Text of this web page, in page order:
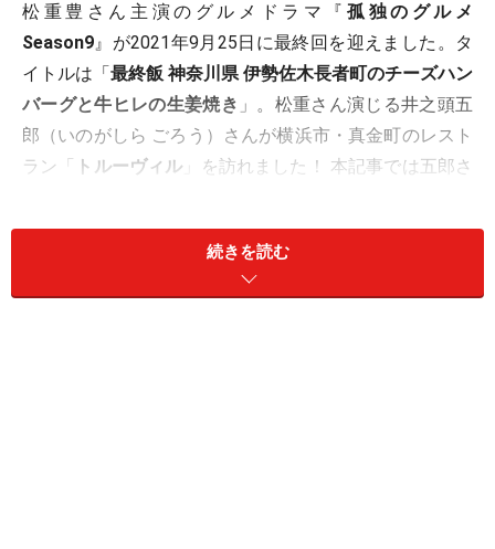
松重豊さん主演のグルメドラマ『 孤独のグルメ
Season9』が2021年9月25日に最終回を迎えました。タ
イトルは「最終飯 神奈川県 伊勢佐木長者町のチーズハン
バーグと牛ヒレの生姜焼き 」。松重さん演じる井之頭五
郎（いのがしら ごろう）さんが横浜市・真金町のレスト
ラン「 トルーヴィル 」を訪れました！ 本記事では五郎さ
日撮影）。
続きを読む